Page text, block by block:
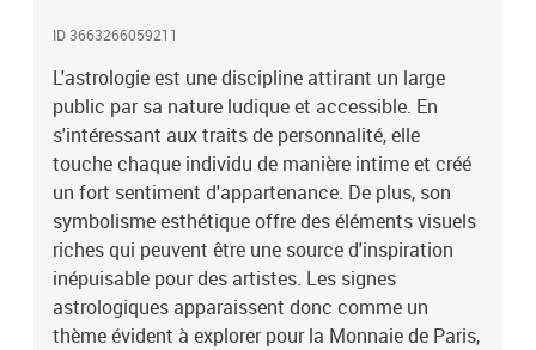
ID 3663266059211
L'astrologie est une discipline attirant un large
public par sa nature ludique et accessible. En
s'intéressant aux traits de personnalité, elle
touche chaque individu de manière intime et créé
un fort sentiment d'appartenance. De plus, son
symbolisme esthétique offre des éléments visuels
riches qui peuvent être une source d'inspiration
inépuisable pour des artistes. Les signes
astrologiques apparaissent donc comme un
thème évident à explorer pour la Monnaie de Paris,